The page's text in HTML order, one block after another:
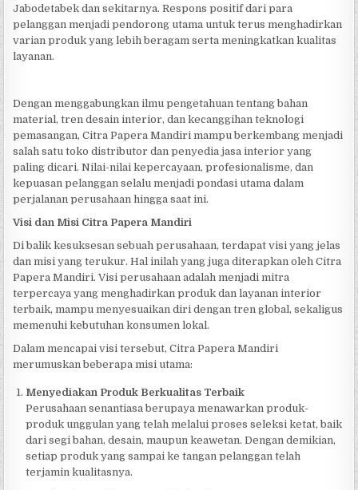
Jabodetabek dan sekitarnya. Respons positif dari para
pelanggan menjadi pendorong utama untuk terus menghadirkan
varian produk yang lebih beragam serta meningkatkan kualitas
layanan.
Dengan menggabungkan ilmu pengetahuan tentang bahan
material, tren desain interior, dan kecanggihan teknologi
pemasangan, Citra Papera Mandiri mampu berkembang menjadi
salah satu toko distributor dan penyedia jasa interior yang
paling dicari. Nilai-nilai kepercayaan, profesionalisme, dan
kepuasan pelanggan selalu menjadi pondasi utama dalam
perjalanan perusahaan hingga saat ini.
Visi dan Misi Citra Papera Mandiri
Di balik kesuksesan sebuah perusahaan, terdapat visi yang jelas
dan misi yang terukur. Hal inilah yang juga diterapkan oleh Citra
Papera Mandiri. Visi perusahaan adalah menjadi mitra
terpercaya yang menghadirkan produk dan layanan interior
terbaik, mampu menyesuaikan diri dengan tren global, sekaligus
memenuhi kebutuhan konsumen lokal.
Dalam mencapai visi tersebut, Citra Papera Mandiri
merumuskan beberapa misi utama:
Menyediakan Produk Berkualitas Terbaik
Perusahaan senantiasa berupaya menawarkan produk-
produk unggulan yang telah melalui proses seleksi ketat, baik
dari segi bahan, desain, maupun keawetan. Dengan demikian,
setiap produk yang sampai ke tangan pelanggan telah
terjamin kualitasnya.